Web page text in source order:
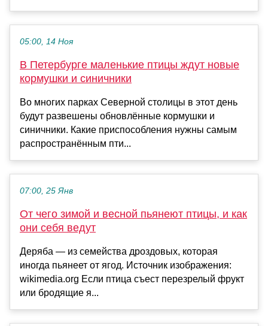
05:00, 14 Ноя
В Петербурге маленькие птицы ждут новые
кормушки и синичники
Во многих парках Северной столицы в этот день
будут развешены обновлённые кормушки и
синичники. Какие приспособления нужны самым
распространённым пти...
07:00, 25 Янв
От чего зимой и весной пьянеют птицы, и как
они себя ведут
Деряба — из семейства дроздовых, которая
иногда пьянеет от ягод. Источник изображения:
wikimedia.org Если птица съест перезрелый фрукт
или бродящие я...